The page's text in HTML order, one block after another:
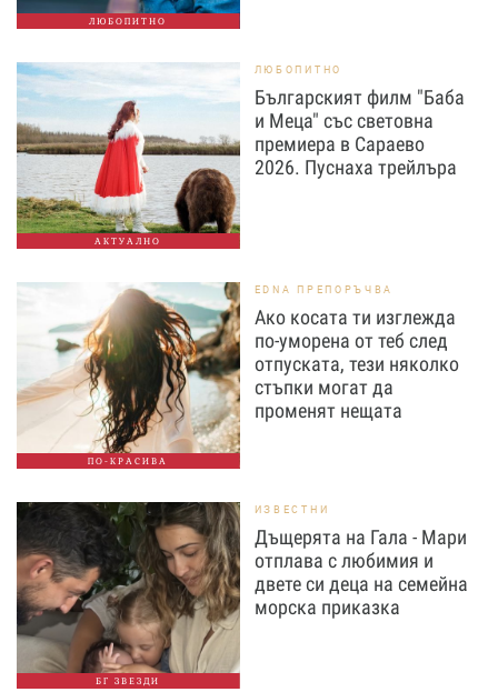
ЛЮБОПИТНО
АКТУАЛНО
ЛЮБОПИТНО
Българският филм "Баба
и Меца" със световна
премиера в Сараево
2026. Пуснаха трейлъра
ПО-КРАСИВА
EDNA ПРЕПОРЪЧВА
Ако косата ти изглежда
по-уморена от теб след
отпуската, тези няколко
стъпки могат да
променят нещата
БГ ЗВЕЗДИ
ИЗВЕСТНИ
Дъщерята на Гала - Мари
отплава с любимия и
двете си деца на семейна
морска приказка